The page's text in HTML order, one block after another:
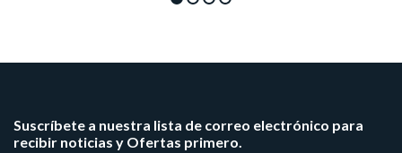
Suscríbete a nuestra lista de correo electrónico para
recibir noticias y Ofertas primero.